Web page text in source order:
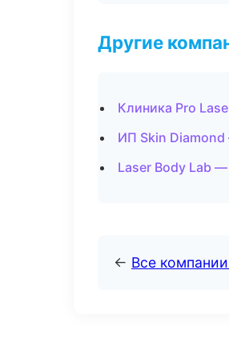
Другие
Клиника Pro
ИП Skin
Laser Body Lab
← Все